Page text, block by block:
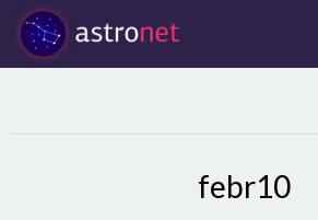
febr10